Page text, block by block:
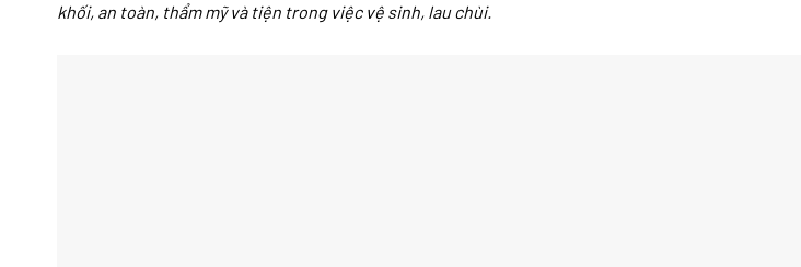
khối, an toàn, thẩm mỹ và tiện trong việc vệ sinh, lau chùi.